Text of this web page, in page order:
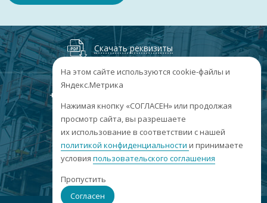
Скачать реквизиты
+7
г. Барнаул, пр. Ленина, 158А, Н1/204
пн-пт: 09:00-17:00
сб-вс: выходные
info@sibar22.ru
На этом сайте используются cookie-файлы и
Яндекс.Метрика
Нажимая кнопку «СОГЛАСЕН» или продолжая
просмотр сайта, вы разрешаете
их использование в соответствии с нашей
политикой конфиденциальности и принимаете
условия пользовательского соглашения
Пропустить
Согласен